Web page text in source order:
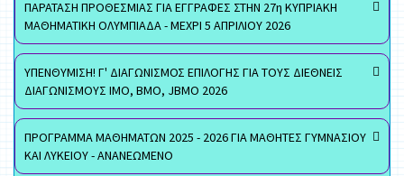
ΠΑΡΑΤΑΣΗ ΠΡΟΘΕΣΜΙΑΣ ΓΙΑ ΕΓΓΡΑΦΕΣ ΣΤΗΝ 27η ΚΥΠΡΙΑΚΗ
ΜΑΘΗΜΑΤΙΚΗ ΟΛΥΜΠΙΑΔΑ - ΜΕΧΡΙ 5 ΑΠΡΙΛΙΟΥ 2026
ΥΠΕΝΘΥΜΙΣΗ! Γ' ΔΙΑΓΩΝΙΣΜΟΣ ΕΠΙΛΟΓΗΣ ΓΙΑ ΤΟΥΣ ΔΙΕΘΝΕΙΣ
ΔΙΑΓΩΝΙΣΜΟΥΣ ΙΜΟ, ΒΜΟ, JBMO 2026
ΠΡΟΓΡΑΜΜΑ ΜΑΘΗΜΑΤΩΝ 2025 - 2026 ΓΙΑ ΜΑΘΗΤΕΣ ΓΥΜΝΑΣΙΟΥ
ΚΑΙ ΛΥΚΕΙΟΥ - ΑΝΑΝΕΩΜΕΝΟ